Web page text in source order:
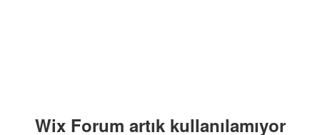
Wix Forum artık kullanılamıyor